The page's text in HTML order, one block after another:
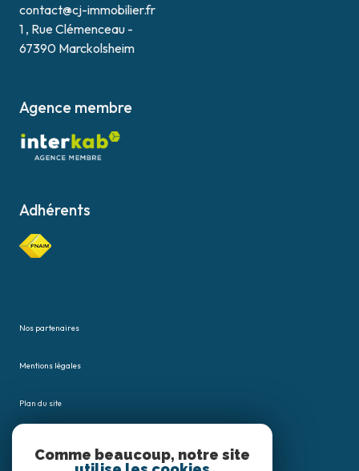
contact@cj-immobilier.fr
1 , Rue Clémenceau -
67390 Marckolsheim
Agence membre
Adhérents
Nos partenaires
Mentions légales
Plan du site
Comme beaucoup, notre site